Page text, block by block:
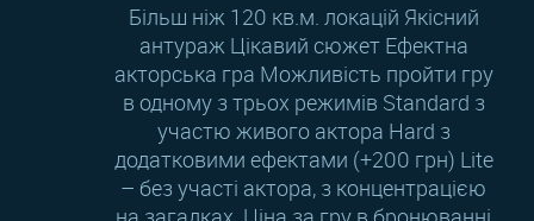
Більш ніж 120 кв.м. локацій Якісний
антураж Цікавий сюжет Ефектна
акторська гра Можливість пройти гру
в одному з трьох режимів Standard з
участю живого актора Hard з
додатковими ефектами (+200 грн) Lite
– без участі актора, з концентрацією